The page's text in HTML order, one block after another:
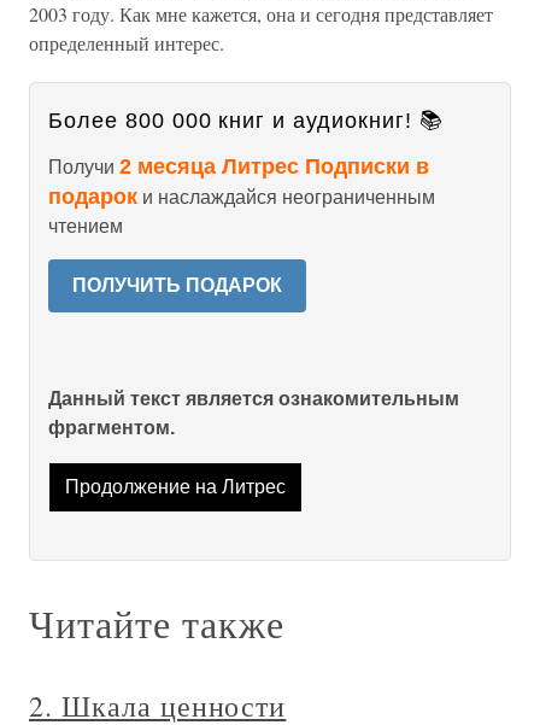
2003 году. Как мне кажется, она и сегодня представляет
определенный интерес.
Более 800 000 книг и аудиокниг! 📚
Получи 2 месяца Литрес Подписки в
подарок и наслаждайся неограниченным
чтением
ПОЛУЧИТЬ ПОДАРОК
Данный текст является ознакомительным
фрагментом.
Продолжение на Литрес
Читайте также
2. Шкала ценности